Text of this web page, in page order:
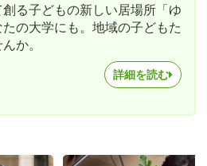
る子どもの新しい居場所「ゆ
の大学にも。地域の子どもた
か。
詳細を読む